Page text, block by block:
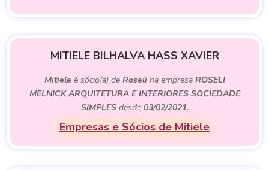
MITIELE BILHALVA HASS XAVIER
Mitiele é sócio(a) de Roselina empresa ROSELI
MELNICK ARQUITETURA E INTERIORES SOCIEDADE
SIMPLESdesde 03/02/2021.
Empresas e Sócios de Mitiele